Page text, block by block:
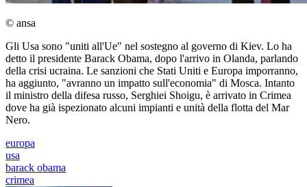
© ansa
Gli Usa sono "uniti all'Ue" nel sostegno al governo di Kiev. Lo ha
detto il presidente Barack Obama, dopo l'arrivo in Olanda, parlando
della crisi ucraina. Le sanzioni che Stati Uniti e Europa imporranno,
ha aggiunto, "avranno un impatto sull'economia" di Mosca. Intanto
il ministro della difesa russo, Serghiei Shoigu, è arrivato in Crimea
dove ha già ispezionato alcuni impianti e unità della flotta del Mar
Nero.
europa
usa
barack obama
crimea